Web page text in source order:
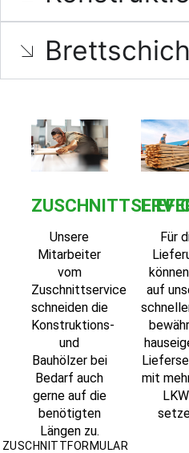
Unsere
Mitarbeiter
vom
Zuschnittservice
schneiden die
Konstruktions-
und
Bauhölzer bei
Bedarf auch
gerne auf die
benötigten
Längen zu.
ZUSCHNITTFORMULAR
Für
auf
mit